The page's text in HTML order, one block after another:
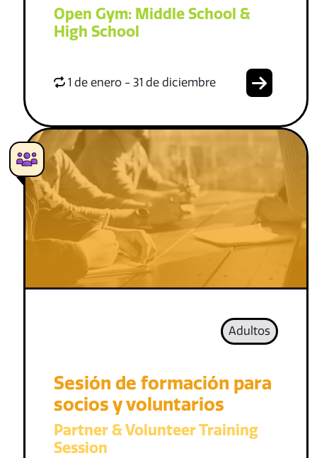
Open Gym: Middle School &
High School
1 de enero - 31 de diciembre
Adultos
Sesión de formación para
socios y voluntarios
Partner & Volunteer Training
Session